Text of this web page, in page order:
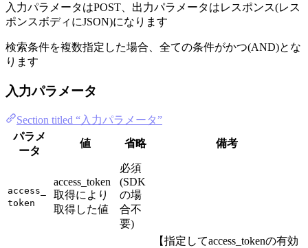
入力パラメータはPOST、出力パラメータはレスポンス(レス
ポンスボディにJSON)になります
検索条件を複数指定した場合、全ての条件がかつ(AND)とな
ります
入力パラメータ
Section titled “入力パラメータ”
パラメ
ータ
値 省略 備考
access_
token
access_token
取得により
取得した値
必須
(SDK
の場
合不
要)
【指定してaccess_tokenの有効